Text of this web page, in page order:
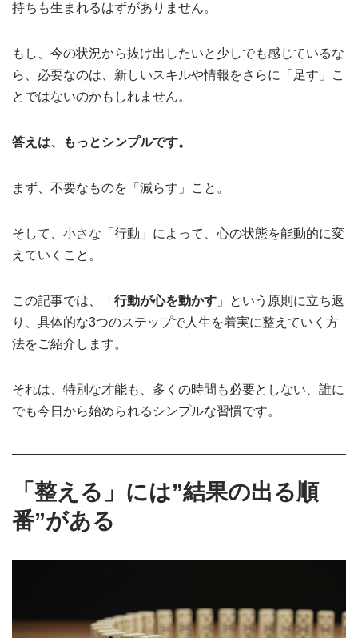
持ちも生まれるはずがありません。
もし、今の状況から抜け出したいと少しでも感じているな
ら、必要なのは、新しいスキルや情報をさらに「足す」こ
とではないのかもしれません。
答えは、もっとシンプルです。
まず、不要なものを「減らす」こと。
そして、小さな「行動」によって、心の状態を能動的に変
えていくこと。
この記事では、「 行動が心を動かす 」という原則に立ち返
り、具体的な3つのステップで人生を着実に整えていく方
法をご紹介します。
それは、特別な才能も、多くの時間も必要としない、誰に
でも今日から始められるシンプルな習慣です。
「整える」には”結果の出る順
番”がある